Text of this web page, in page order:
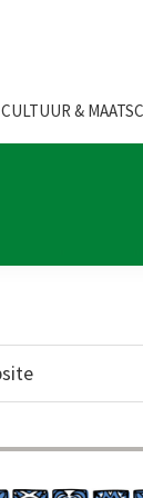
CULTUUR &